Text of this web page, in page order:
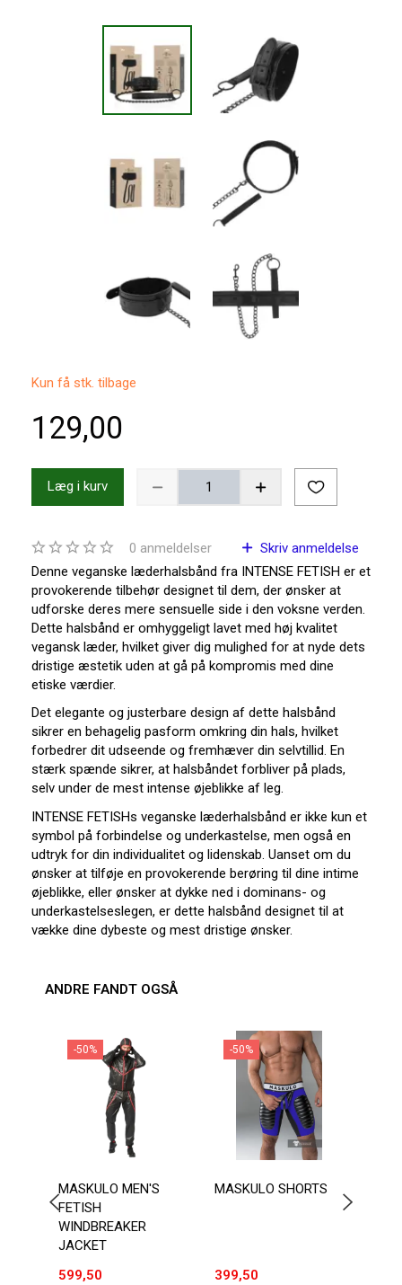
Kun få stk. tilbage
129,00
Læg i kurv
0 anmeldelser
Skriv anmeldelse
Denne veganske læderhalsbånd fra INTENSE FETISH er et
provokerende tilbehør designet til dem, der ønsker at
udforske deres mere sensuelle side i den voksne verden.
Dette halsbånd er omhyggeligt lavet med høj kvalitet
vegansk læder, hvilket giver dig mulighed for at nyde dets
dristige æstetik uden at gå på kompromis med dine
etiske værdier.
Det elegante og justerbare design af dette halsbånd
sikrer en behagelig pasform omkring din hals, hvilket
forbedrer dit udseende og fremhæver din selvtillid. En
stærk spænde sikrer, at halsbåndet forbliver på plads,
selv under de mest intense øjeblikke af leg.
INTENSE FETISHs veganske læderhalsbånd er ikke kun et
symbol på forbindelse og underkastelse, men også en
udtryk for din individualitet og lidenskab. Uanset om du
ønsker at tilføje en provokerende berøring til dine intime
øjeblikke, eller ønsker at dykke ned i dominans- og
underkastelseslegen, er dette halsbånd designet til at
vække dine dybeste og mest dristige ønsker.
ANDRE FANDT OGSÅ
-50%
MASKULO MEN'S
FETISH
WINDBREAKER
JACKET
599,50
-50%
MASKULO SHORTS
399,50